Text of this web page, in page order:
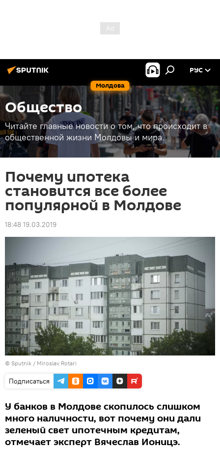
Молдова
РУС
Общество
Читайте главные новости о том, что происходит в
общественной жизни Молдовы и мира.
Почему ипотека
становится все более
популярной в Молдове
18:48 19.03.2019
© Sputnik / Miroslav Rotari
Подписаться
У банков в Молдове скопилось слишком
много наличности, вот почему они дали
зеленый свет ипотечным кредитам,
отмечает эксперт Вячеслав Ионицэ.